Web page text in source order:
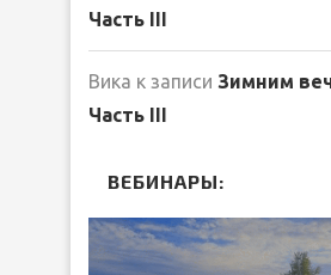
Часть III
Вика к записи Зимним
Часть III
ВЕБИНАРЫ: